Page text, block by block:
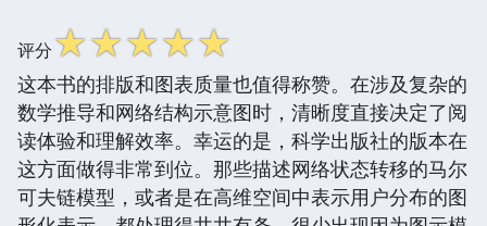
评分☆☆☆☆☆
这本书的排版和图表质量也值得称赞。在涉及复杂的
数学推导和网络结构示意图时，清晰度直接决定了阅
读体验和理解效率。幸运的是，科学出版社的版本在
这方面做得非常到位。那些描述网络状态转移的马尔
可夫链模型，或者是在高维空间中表示用户分布的图